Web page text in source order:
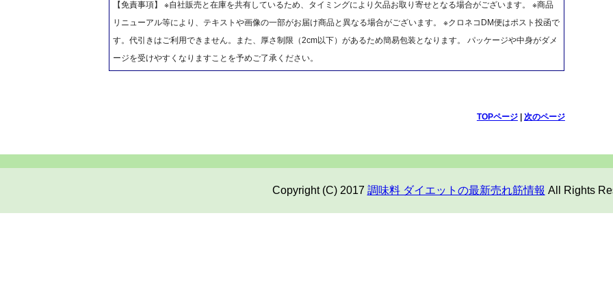
【免責事項】 ※自社販売と在庫を共有しているため、タイミングにより欠品お取り寄せとなる場合がございます。 ※商品
リニューアル等により、テキストや画像の一部がお届け商品と異なる場合がございます。 ※クロネコDM便はポスト投函で
す。代引きはご利用できません。また、厚さ制限（2cm以下）があるため簡易包装となります。 パッケージや中身がダメ
ージを受けやすくなりますことを予めご了承ください。
TOPページ| 次のページ
Copyright (C) 2017 調味料 ダイエットの最新売れ筋情報 All Rights